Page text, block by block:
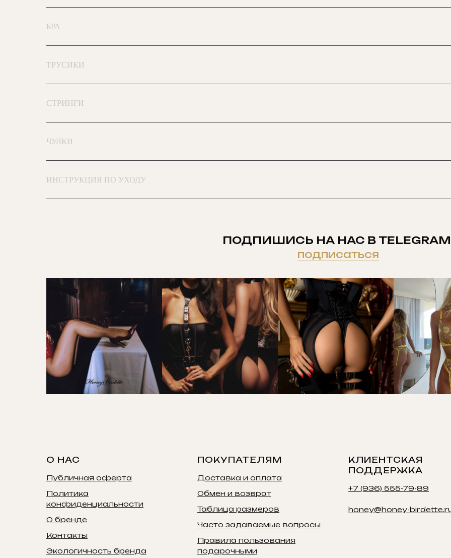
БРА
ТРУСИКИ
СТРИНГИ
ЧУЛКИ
ИНСТРУКЦИЯ ПО УХОДУ
ПОДПИШИСЬ НА НАС В
подписаться
О НАС
Публичная оферта
Политика
конфиденциальности
О бренде
Контакты
Экологичность бренда
ПОКУПАТЕЛЯМ
Доставка и оплата
Обмен и возврат
Таблица размеров
Часто задаваемые вопросы
Правила пользования
подарочными
КЛИЕНТСКАЯ
ПОДДЕРЖКА
+7 (936) 555-79-89
honey@honey-